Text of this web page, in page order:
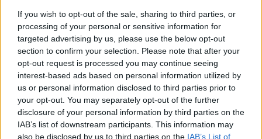
If you wish to opt-out of the sale, sharing to third parties, or
processing of your personal or sensitive information for
targeted advertising by us, please use the below opt-out
section to confirm your selection. Please note that after your
opt-out request is processed you may continue seeing
interest-based ads based on personal information utilized by
us or personal information disclosed to third parties prior to
your opt-out. You may separately opt-out of the further
disclosure of your personal information by third parties on the
IAB’s list of downstream participants. This information may
also be disclosed by us to third parties on the IAB’s List of
all’interno troverete dieci storie alla scoperta
delle emozioni in compagnia di Marta e
Cuorfolletto
Questo libro è ideale da leggere la sera o come
supporto per realizzare laboratori di educazione
emotiva da 3 a 9 anni.